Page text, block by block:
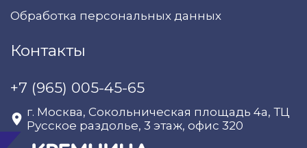
Обработка персональных данных
Контакты
+7 (965) 005-45-65
г. Москва, Сокольническая площадь 4а, ТЦ
Русское раздолье, 3 этаж, офис 320